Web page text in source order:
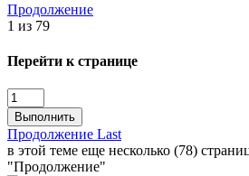
Продолжение
1 из 79
Перейти к странице
Выполнить
Продолжение Last
в этой теме еще несколько (78)
"Продолжение"